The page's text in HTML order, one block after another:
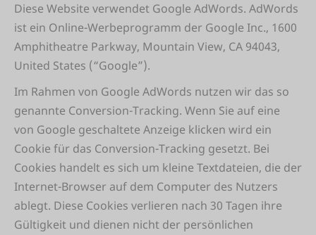
Diese Website verwendet Google AdWords. AdWords
ist ein Online-Werbeprogramm der Google Inc., 1600
Amphitheatre Parkway, Mountain View, CA 94043,
United States (“Google”).
Im Rahmen von Google AdWords nutzen wir das so
genannte Conversion-Tracking. Wenn Sie auf eine
von Google geschaltete Anzeige klicken wird ein
Cookie für das Conversion-Tracking gesetzt. Bei
Cookies handelt es sich um kleine Textdateien, die der
Internet-Browser auf dem Computer des Nutzers
ablegt. Diese Cookies verlieren nach 30 Tagen ihre
Gültigkeit und dienen nicht der persönlichen